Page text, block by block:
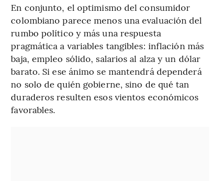
En conjunto, el optimismo del consumidor
colombiano parece menos una evaluación del
rumbo político y más una respuesta
pragmática a variables tangibles: inflación más
baja, empleo sólido, salarios al alza y un dólar
barato. Si ese ánimo se mantendrá dependerá
no solo de quién gobierne, sino de qué tan
duraderos resulten esos vientos económicos
favorables.